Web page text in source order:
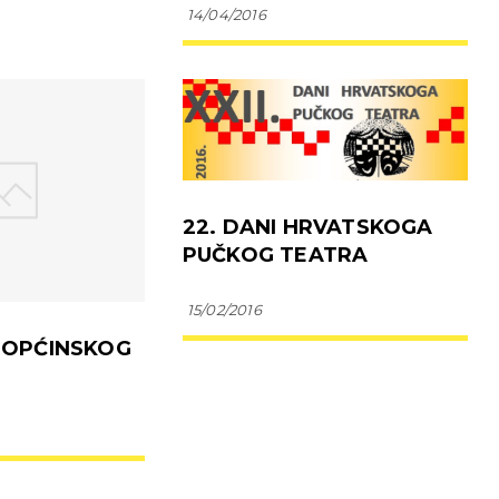
14/04/2016
22. DANI HRVATSKOGA
PUČKOG TEATRA
15/02/2016